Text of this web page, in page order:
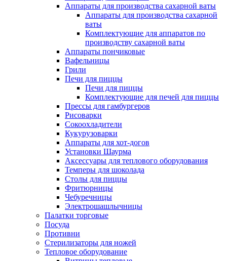
Аппараты для производства сахарной ваты
Аппараты для производства сахарной
ваты
Комплектующие для аппаратов по
производству сахарной ваты
Аппараты пончиковые
Вафельницы
Грили
Печи для пиццы
Печи для пиццы
Комплектующие для печей для пиццы
Прессы для гамбургеров
Рисоварки
Сокоохладители
Кукурузоварки
Аппараты для хот-догов
Установки Шаурма
Аксессуары для теплового оборудования
Темперы для шоколада
Столы для пиццы
Фритюрницы
Чебуречницы
Электрошашлычницы
Палатки торговые
Посуда
Противни
Стерилизаторы для ножей
Тепловое оборудование